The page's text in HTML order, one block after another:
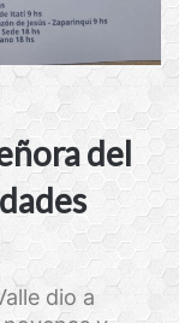
del
dio a